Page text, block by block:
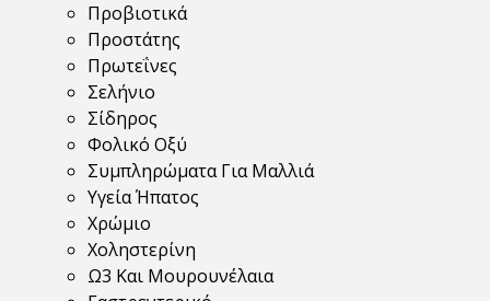
Προβιοτικά
Προστάτης
Πρωτεΐνες
Σελήνιο
Σίδηρος
Φολικό Οξύ
Συμπληρώματα Για Μαλλιά
Υγεία Ήπατος
Χρώμιο
Χοληστερίνη
Ω3 Και Μουρουνέλαια